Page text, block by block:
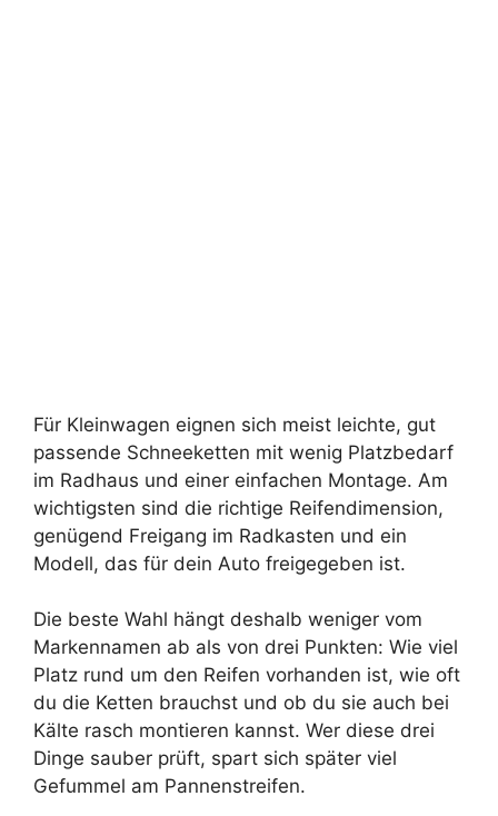
Für Kleinwagen eignen sich meist leichte, gut
passende Schneeketten mit wenig Platzbedarf
im Radhaus und einer einfachen Montage. Am
wichtigsten sind die richtige Reifendimension,
genügend Freigang im Radkasten und ein
Modell, das für dein Auto freigegeben ist.
Die beste Wahl hängt deshalb weniger vom
Markennamen ab als von drei Punkten: Wie viel
Platz rund um den Reifen vorhanden ist, wie oft
du die Ketten brauchst und ob du sie auch bei
Kälte rasch montieren kannst. Wer diese drei
Dinge sauber prüft, spart sich später viel
Gefummel am Pannenstreifen.